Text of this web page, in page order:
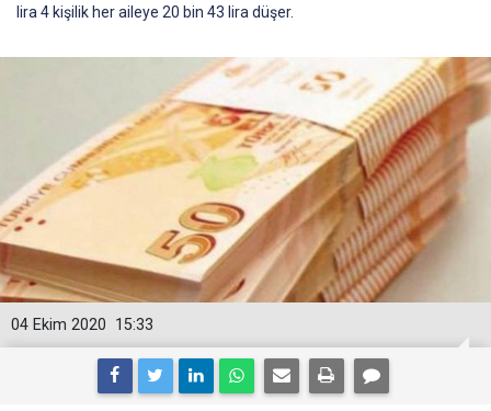
lira 4 kişilik her aileye 20 bin 43 lira düşer.
15:33
04 Ekim 2020